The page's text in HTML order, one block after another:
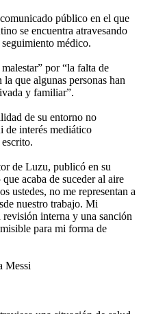
público en el que
se encuentra atravesando
médico.
por “la falta de
que algunas personas han
y familiar”.
de su entorno no
de interés mediático
de Luzu, publicó en su
acaba de suceder al aire
ustedes, no me representan a
nuestro trabajo. Mi
revisión interna y una sanción
para mi forma de
Messi